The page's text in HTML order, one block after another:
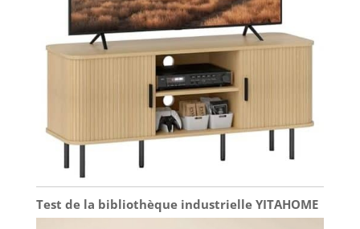
Test de la bibliothèque industrielle YITAHOME